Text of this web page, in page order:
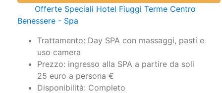
Benessere - Spa
Trattamento: Day SPA con massaggi, pasti e
uso camera
Prezzo: ingresso alla SPA a partire da soli
25 euro a persona €
Disponibilità: Completo